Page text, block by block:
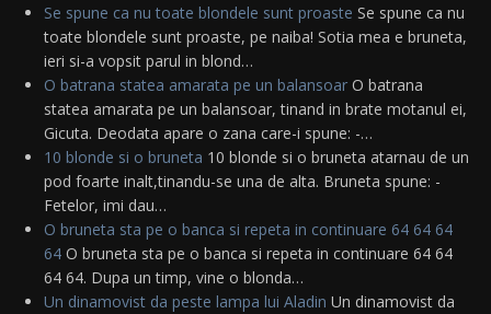
Se spune ca nu toate blondele sunt proaste Se spune ca nu
toate blondele sunt proaste, pe naiba! Sotia mea e bruneta,
ieri si-a vopsit parul in blond…
O batrana statea amarata pe un balansoar O batrana
statea amarata pe un balansoar, tinand in brate motanul ei,
Gicuta. Deodata apare o zana care-i spune: -…
10 blonde si o bruneta 10 blonde si o bruneta atarnau de un
pod foarte inalt,tinandu-se una de alta. Bruneta spune: -
Fetelor, imi dau…
O bruneta sta pe o banca si repeta in continuare 64 64 64
64 O bruneta sta pe o banca si repeta in continuare 64 64
64 64. Dupa un timp, vine o blonda…
Un dinamovist da peste lampa lui Aladin Un dinamovist da